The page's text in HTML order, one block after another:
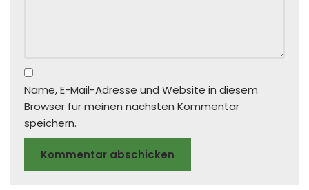
Name, E-Mail-Adresse und Website in diesem
Browser für meinen nächsten Kommentar
speichern.